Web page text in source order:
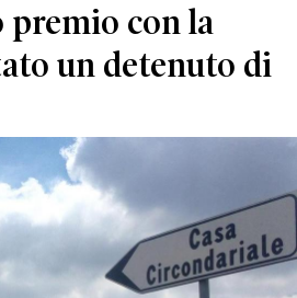
premio con la
un detenuto di